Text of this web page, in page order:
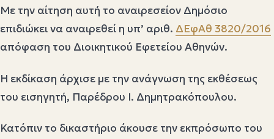
Με την αίτηση αυτή το αναιρεσείον Δημόσιο
επιδιώκει να αναιρεθεί η υπ’ αριθ. ΔEφΑθ 3820/2016
απόφαση του Διοικητικού Εφετείου Αθηνών.
Η εκδίκαση άρχισε με την ανάγνωση της εκθέσεως
του εισηγητή, Παρέδρου Ι. Δημητρακόπουλου.
Κατόπιν το δικαστήριο άκουσε την εκπρόσωπο του